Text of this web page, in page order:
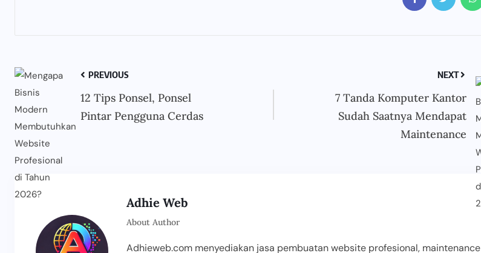
PREVIOUS
12 Tips Ponsel, Ponsel
Pintar Pengguna Cerdas
NEXT
7 Tanda Komputer Kantor
Sudah Saatnya Mendapat
Maintenance
Adhie Web
About Author
Adhieweb.com menyediakan jasa pembuatan website profesional, maintenance